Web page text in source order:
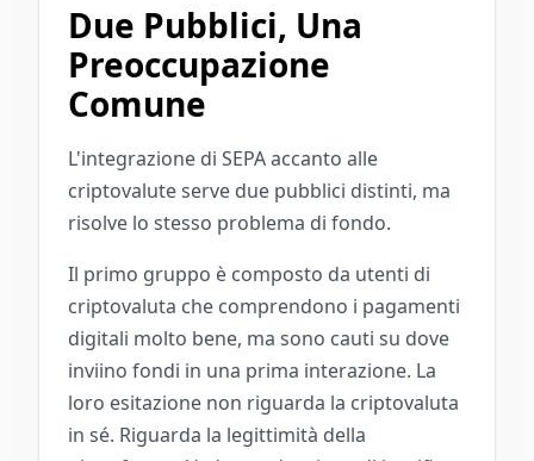
Due Pubblici, Una
Preoccupazione
Comune
L'integrazione di SEPA accanto alle
criptovalute serve due pubblici distinti, ma
risolve lo stesso problema di fondo.
Il primo gruppo è composto da utenti di
criptovaluta che comprendono i pagamenti
digitali molto bene, ma sono cauti su dove
inviino fondi in una prima interazione. La
loro esitazione non riguarda la criptovaluta
in sé. Riguarda la legittimità della